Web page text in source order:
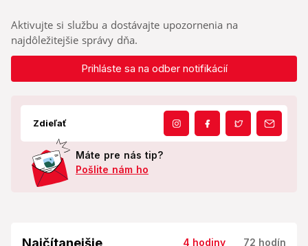
Aktivujte si službu a dostávajte upozornenia na
najdôležitejšie správy dňa.
Prihláste sa na odber notifikácií
Zdieľať
Máte pre nás tip?
Pošlite nám ho
Najčítanejšie 4 hodiny 72 hodín